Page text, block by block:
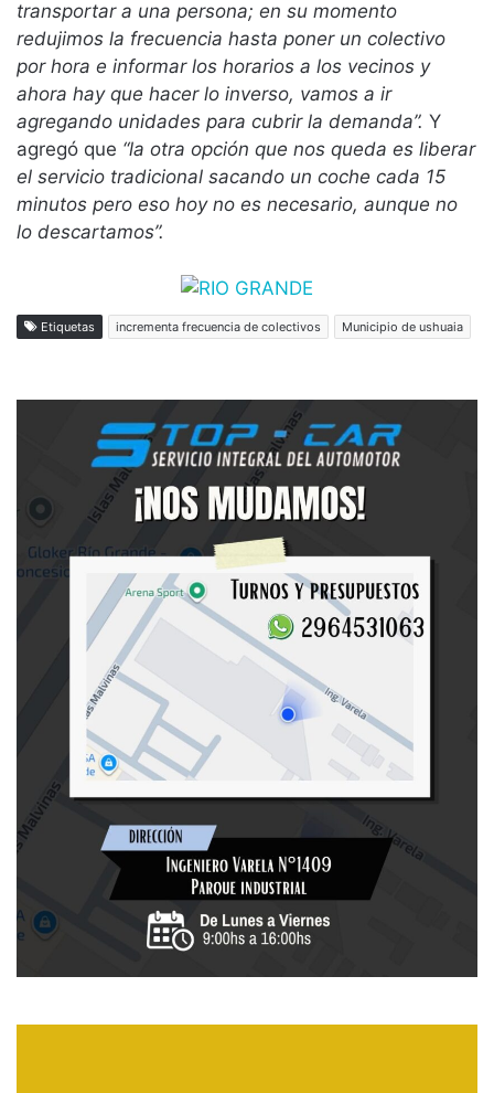
transportar a una persona; en su momento
redujimos la frecuencia hasta poner un colectivo
por hora e informar los horarios a los vecinos y
ahora hay que hacer lo inverso, vamos a ir
agregando unidades para cubrir la demanda”. Y
agregó que “la otra opción que nos queda es liberar
el servicio tradicional sacando un coche cada 15
minutos pero eso hoy no es necesario, aunque no
lo descartamos”.
Etiquetas incrementa frecuencia de colectivos Municipio de ushuaia